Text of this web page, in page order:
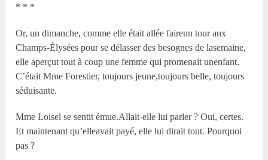
* * *
Or, un dimanche, comme elle était allée faireun tour aux
Champs-Élysées pour se délasser des besognes de lasemaine,
elle aperçut tout à coup une femme qui promenait unenfant.
C’était Mme Forestier, toujours jeune,toujours belle, toujours
séduisante.
Mme Loisel se sentit émue.Allait-elle lui parler ? Oui, certes.
Et maintenant qu’elleavait payé, elle lui dirait tout. Pourquoi
pas ?